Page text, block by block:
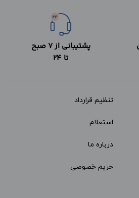
پشتیبانی از 7 صبح
تا 24
تنظیم قرارداد
استعلام
درباره ما
حریم خصوصی